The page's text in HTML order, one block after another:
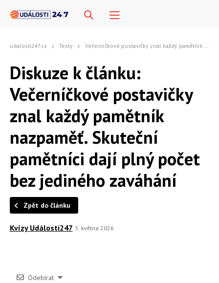
udalosti247.cz Testy Večerníčkové postavičky znal každý pamětník nazpaměť. Skuteční pamětníci dají plný počet bez jediného zaváhání
Diskuze k článku:
Večerníčkové postavičky
znal každý pamětník
nazpaměť. Skuteční
pamětníci dají plný počet
bez jediného zaváhání
Zpět do článku
Kvízy Události247 5. května 2026
Odebírat